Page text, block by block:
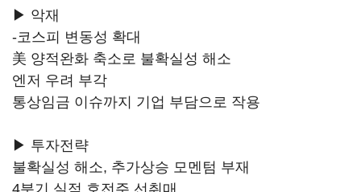
▶ 악재
-코스피 변동성 확대
美 양적완화 축소로 불확실성 해소
엔저 우려 부각
통상임금 이슈까지 기업 부담으로 작용
▶ 투자전략
불확실성 해소, 추가상승 모멘텀 부재
4분기 실적 호전주 선취매